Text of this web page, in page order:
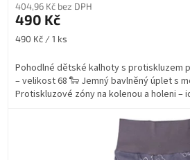
404,96 Kč bez DPH
490 Kč
Měrná
490 Kč / 1 ks
Pohodlné dětské kalhoty s protiskluzem
– velikost 68 🐑 Jemný bavlněný úplet s
Protiskluzové zóny na kolenou a holeni –